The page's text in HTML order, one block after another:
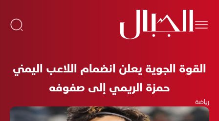
القوة الجوية يعلن انضمام اللاعب اليمني
حمزة الريمي إلى صفوفه
رياضة